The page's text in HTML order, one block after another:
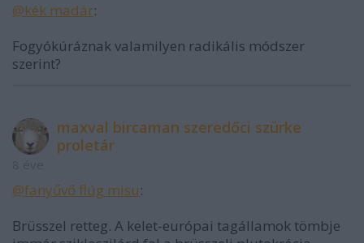
@kék madár:
Fogyókúráznak valamilyen radikális módszer
szerint?
maxval bircaman szeredőci szürke
proletár
@fanyűvő flúg misu:
Brüsszel retteg. A kelet-európai tagállamok tömbje